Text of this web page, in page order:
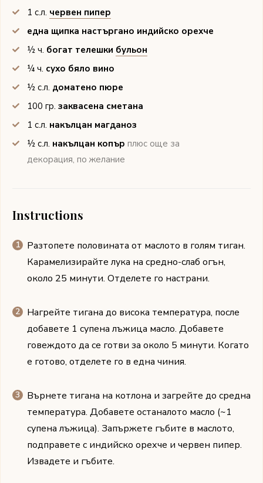
1 с.л. червен пипер
една щипка настъргано индийско орехче
½ ч. богат телешки бульон
¼ ч. сухо бяло вино
½ с.л. доматено пюре
100 гр. заквасена сметана
1 с.л. накълцан магданоз
½ с.л. накълцан копър плюс още за
декорация, по желание
Instructions
Разтопете половината от маслото в голям тиган.
Карамелизирайте лука на средно-слаб огън,
около 25 минути. Отделете го настрани.
Нагрейте тигана до висока температура, после
добавете 1 супена лъжица масло. Добавете
говеждото да се готви за около 5 минути. Когато
е готово, отделете го в една чиния.
Върнете тигана на котлона и загрейте до средна
температура. Добавете останалото масло (~1
супена лъжица). Запържете гъбите в маслото,
подправете с индийско орехче и червен пипер.
Извадете и гъбите.